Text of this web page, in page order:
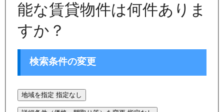
能な賃貸物件は何件ありま
すか？
検索条件の変更
地域を指定 指定なし